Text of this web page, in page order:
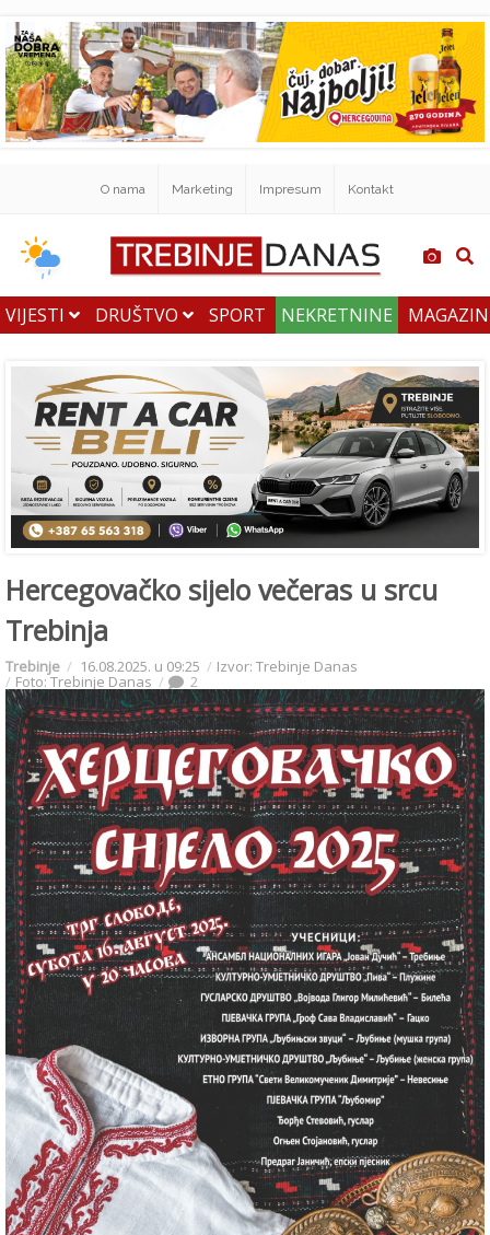
O nama Marketing Impresum Kontakt
VIJESTI DRUŠTVO SPORT NEKRETNINE
Hercegovačko sijelo večeras u srcu
Trebinja
Trebinje 16.08.2025. u 09:25 Izvor: Trebinje Danas
Foto: Trebinje Danas 2